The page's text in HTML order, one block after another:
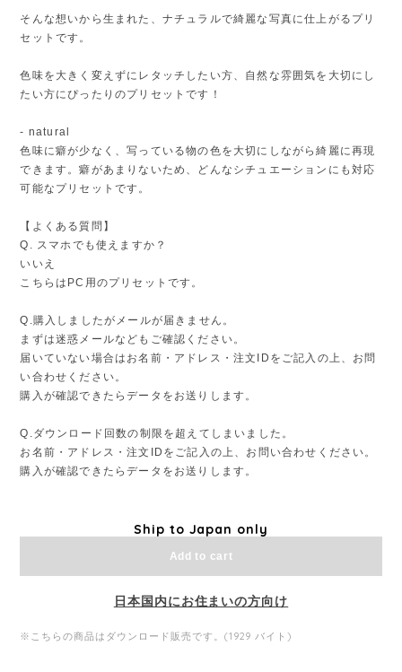
そんな想いから生まれた、ナチュラルで綺麗な写真に仕上がるプリ
セットです。
色味を大きく変えずにレタッチしたい方、自然な雰囲気を大切にし
たい方にぴったりのプリセットです！
- natural
色味に癖が少なく、写っている物の色を大切にしながら綺麗に再現
できます。癖があまりないため、どんなシチュエーションにも対応
可能なプリセットです。
【よくある質問】
Q. スマホでも使えますか？
いいえ
こちらはPC用のプリセットです。
Q.購入しましたがメールが届きません。
まずは迷惑メールなどもご確認ください。
届いていない場合はお名前・アドレス・注文IDをご記入の上、お問
い合わせください。
購入が確認できたらデータをお送りします。
Q.ダウンロード回数の制限を超えてしまいました。
お名前・アドレス・注文IDをご記入の上、お問い合わせください。
購入が確認できたらデータをお送りします。
Ship to Japan only
Add to cart
日本国内にお住まいの方向け
※こちらの商品はダウンロード販売です。(1929 バイト)